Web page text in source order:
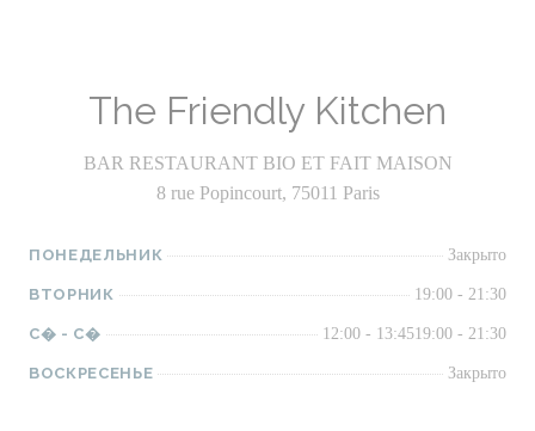
The Friendly Kitchen
BAR RESTAURANT BIO ET FAIT MAISON
8 rue Popincourt, 75011 Paris
ПОНЕДЕЛЬНИК Закрыто
ВТОРНИК 19:00 - 21:30
С� - С� 12:00 - 13:4519:00 - 21:30
ВОСКРЕСЕНЬЕ Закрыто